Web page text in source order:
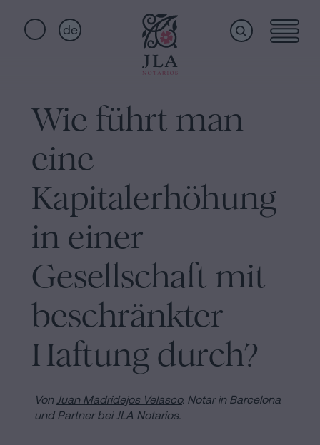
de
Dienstleistungen
Wer
wir
sind
Installationen
Online-
Staatsbürgerschaftseid
für
in
Barcelona
Kaufvertrag
in
Barcelona
Hypotheken
Auflösung
einer
Lebenspartnerschaft
in
Wie führt man
eine
Kapitalerhöhung
in einer
Gesellschaft mit
beschränkter
Haftung durch?
Von Juan Madridejos Velasco. Notar in Barcelona
und Partner bei JLA Notarios.